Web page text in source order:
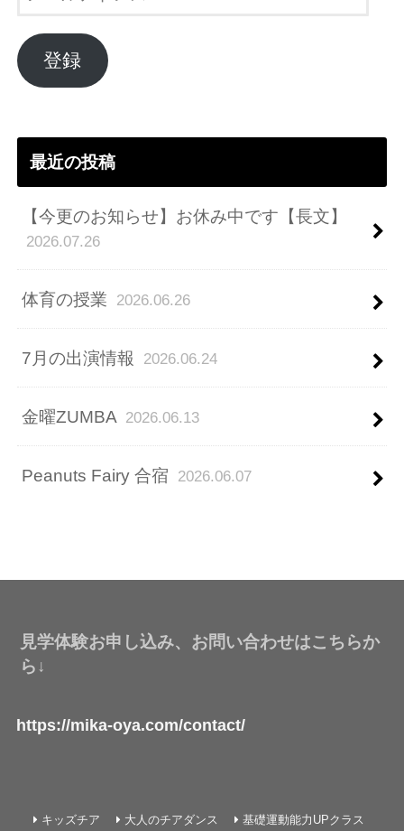
ル
ア
ド
登録
最近の投稿
【今更のお知らせ】お休み中です【長文】
2026.07.26
体育の授業 2026.06.26
7月の出演情報 2026.06.24
金曜ZUMBA 2026.06.13
Peanuts Fairy 合宿 2026.06.07
見学体験お申し込み、お問い合わせはこちらか
ら↓
https://mika-oya.com/contact/
キッズチア 大人のチアダンス 基礎運動能力UPクラス